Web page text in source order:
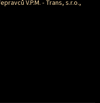
V.P.M. - Trans, s.r.o.,